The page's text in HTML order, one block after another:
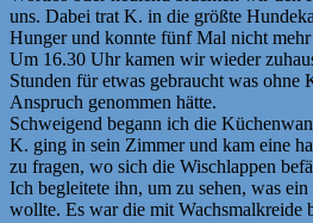
uns. Dabei trat K. in die größte
Hunger und konnte fünf Mal nicht mehr
Um 16.30 Uhr kamen wir wieder
Stunden für etwas gebraucht was ohne
Anspruch genommen hätte.
Schweigend begann ich die
K. ging in sein Zimmer und kam eine
zu fragen, wo sich die Wischlappen
Ich begleitete ihn, um zu sehen, was
wollte. Es war die mit Wachsmalkreide